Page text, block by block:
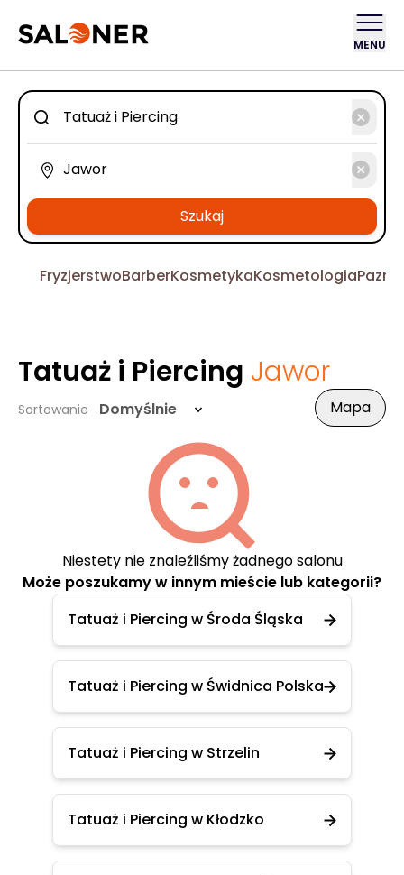
MENU
Szukaj
FryzjerstwoBarberKosmetykaKosmetologia
Tatuaż i Piercing Jawor
Sortowanie Domyślnie Mapa
Niestety nie znaleźliśmy żadnego salonu
Może poszukamy w innym mieście lub kategorii?
Tatuaż i Piercing w Środa Śląska
Tatuaż i Piercing w Świdnica Polska
Tatuaż i Piercing w Strzelin
Tatuaż i Piercing w Kłodzko